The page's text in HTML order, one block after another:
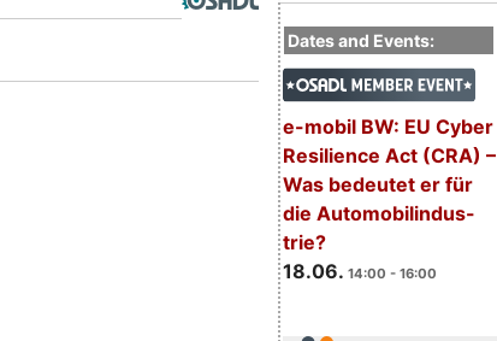
Dates and Events:
e-mobil BW: EU Cyber
Resilience Act (CRA) –
Was bedeutet er für
die Automobilindus-
trie?
18.06. 14:00 - 16:00